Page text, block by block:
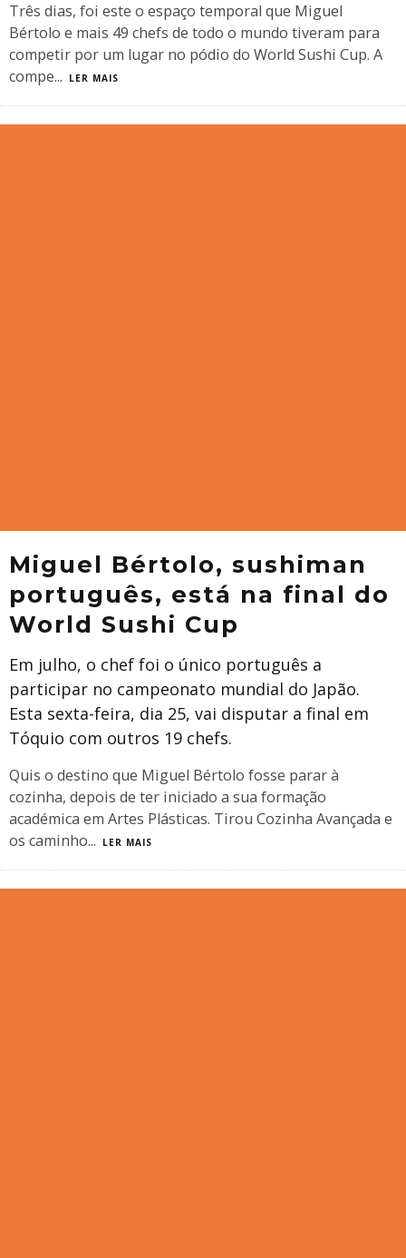
Três dias, foi este o espaço temporal que Miguel
Bértolo e mais 49 chefs de todo o mundo tiveram para
competir por um lugar no pódio do World Sushi Cup. A
compe... LER MAIS
Miguel Bértolo, sushiman
português, está na final do
World Sushi Cup
Em julho, o chef foi o único português a
participar no campeonato mundial do Japão.
Esta sexta-feira, dia 25, vai disputar a final em
Tóquio com outros 19 chefs.
Quis o destino que Miguel Bértolo fosse parar à
cozinha, depois de ter iniciado a sua formação
académica em Artes Plásticas. Tirou Cozinha Avançada e
os caminho... LER MAIS